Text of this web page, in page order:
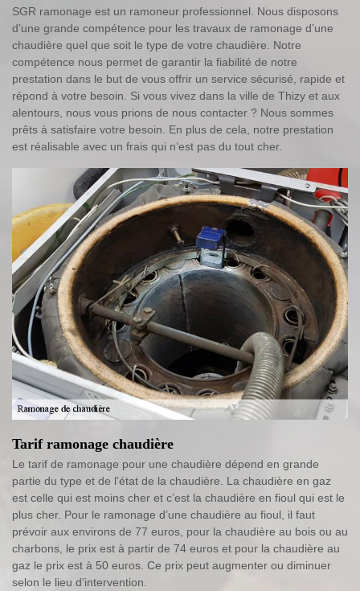
SGR ramonage est un ramoneur professionnel. Nous disposons
d’une grande compétence pour les travaux de ramonage d’une
chaudière quel que soit le type de votre chaudière. Notre
compétence nous permet de garantir la fiabilité de notre
prestation dans le but de vous offrir un service sécurisé, rapide et
répond à votre besoin. Si vous vivez dans la ville de Thizy et aux
alentours, nous vous prions de nous contacter ? Nous sommes
prêts à satisfaire votre besoin. En plus de cela, notre prestation
est réalisable avec un frais qui n’est pas du tout cher.
Tarif ramonage chaudière
Le tarif de ramonage pour une chaudière dépend en grande
partie du type et de l’état de la chaudière. La chaudière en gaz
est celle qui est moins cher et c’est la chaudière en fioul qui est le
plus cher. Pour le ramonage d’une chaudière au fioul, il faut
prévoir aux environs de 77 euros, pour la chaudière au bois ou au
charbons, le prix est à partir de 74 euros et pour la chaudière au
gaz le prix est à 50 euros. Ce prix peut augmenter ou diminuer
selon le lieu d’intervention.